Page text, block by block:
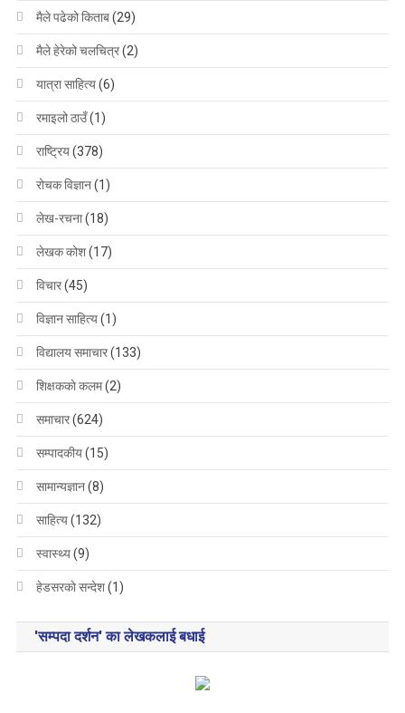
मैले पढेको किताब(29)
मैले हेरेको चलचित्र(2)
यात्रा साहित्य(6)
रमाइलो ठाउँ(1)
राष्ट्रिय(378)
रोचक विज्ञान(1)
लेख-रचना(18)
लेखक कोश(17)
विचार(45)
विज्ञान साहित्य(1)
विद्यालय समाचार(133)
शिक्षककाे कलम(2)
समाचार(624)
सम्पादकीय(15)
सामान्यज्ञान(8)
साहित्य(132)
स्वास्थ्य(9)
हेडसरकाे सन्देश(1)
'सम्पदा दर्शन' का लेखकलाई बधाई